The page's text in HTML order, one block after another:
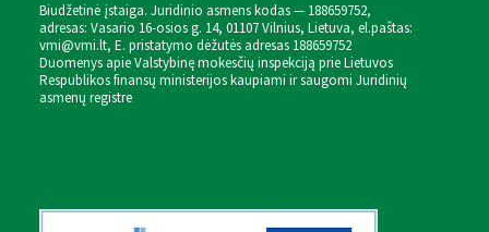
Biudžetinė įstaiga. Juridinio asmens kodas — 188659752,
adresas: Vasario 16-osios g. 14, 01107 Vilnius, Lietuva, el.paštas:
vmi@vmi.lt, E. pristatymo dėžutės adresas 188659752
Duomenys apie Valstybinę mokesčių inspekciją prie Lietuvos
Respublikos finansų ministerijos kaupiami ir saugomi Juridinių
asmenų registre